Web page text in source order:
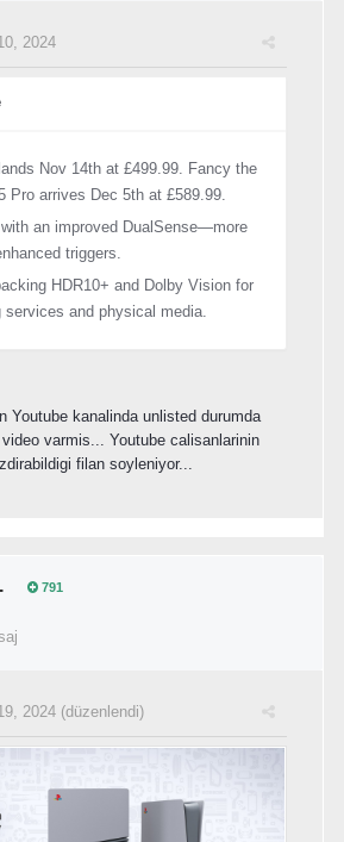
2024
Nov 14th at £499.99. Fancy the
Pro arrives Dec 5th at £589.99.
an improved DualSense—more
triggers.
HDR10+ and Dolby Vision for
and physical media.
Youtube kanalinda unlisted durumda
varmis... Youtube calisanlarinin
filan soyleniyor...
791
2024 (düzenlendi)